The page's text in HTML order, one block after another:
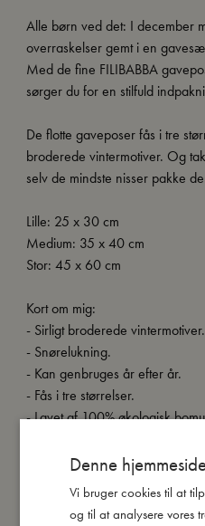
Alle børn ved det: I december
overraskelser gemt i en
Med de fine FILIBABBA
sørger du for en stilfuld
De flotte gaveposer fås i tre
broderede vintermotiver. Og
selv de mindste nisser pakke
Lille: 25 x 30 cm
Medium: 35 x 40 cm
Stor: 45 x 60 cm
Kort om mig:
- Sirligt broderede vintermotiver.
- Snørelukning.
- Kan genbruges år efter år.
- Fås i tre størrelser.
- Lavet af 100% økologisk
Så stor er jeg
Denne
Vi bruger cookies til at
og til at analysere vores